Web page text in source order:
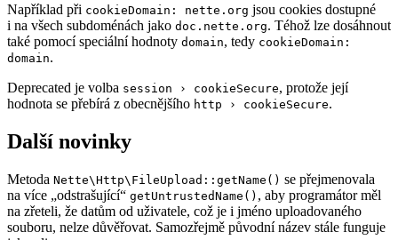
Například při cookieDomain: nette.org jsou cookies dostupné
i na všech subdoménách jako doc.nette.org. Téhož lze dosáhnout
také pomocí speciální hodnoty domain, tedy cookieDomain:
domain.
Deprecated je volba session › cookieSecure, protože její
hodnota se přebírá z obecnějšího http › cookieSecure.
Další novinky
Metoda Nette\Http\FileUpload::getName() se přejmenovala
na více „odstrašující“ getUntrustedName() , aby programátor měl
na zřeteli, že datům od uživatele, což je i jméno uploadovaného
souboru, nelze důvěřovat. Samozřejmě původní název stále funguje